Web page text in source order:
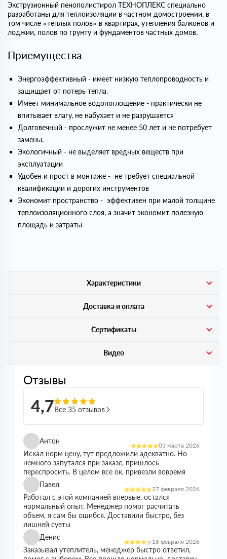
Экструзионный пенополистирол ТЕХНОПЛЕКС специально
разработаны для теплоизоляции в частном домостроении, в
том числе «теплых полов» в квартирах, утепления балконов и
лоджии, полов по грунту и фундаментов частных домов.
Приемущества
Энергоэффективный - имеет низкую теплопроводность и
защищает от потерь тепла.
Имеет минимальное водопоглощение - практически не
впитывает влагу, не набухает и не разрушается
Долговечный - прослужит не менее 50 лет и не потребует
замены.
Экологичный - не выделяет вредных веществ при
эксплуатации
Удобен и прост в монтаже - не требует специальной
квалификации и дорогих инструментов
Экономит пространство - эффективен при малой толщине
теплоизоляционного слоя, а значит экономит полезную
площадь и затраты
Характеристики
Доставка и оплата
Сертификаты
Видео
Отзывы
4,7Все 35 отзывов
Антон
03 марта 2026
Искал норм цену, тут предложили адекватно. Но
немного запутался при заказе, пришлось
переспросить. В целом все ок, привезли вовремя
Павел
27 февраля 2026
Работал с этой компанией впервые, остался
нормальный опыт. Менеджер помог расчитать
объем, я сам бы ошибся. Доставили быстро, без
лишней суеты
Денис
16 февраля 2026
Заказывал утеплитель, менеджер быстро ответил,